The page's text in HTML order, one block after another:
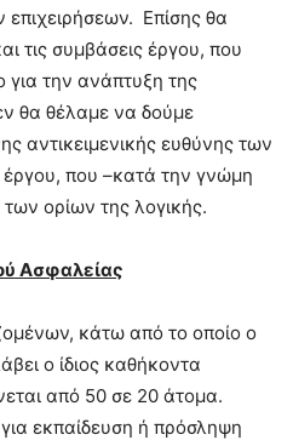
Επίσης θα
τις συμβάσεις έργου, που
για την ανάπτυξη της
θα θέλαμε να δούμε
αντικειμενικής ευθύνης των
έργου, που –κατά την γνώμη
ορίων της λογικής.
Ασφαλείας
κάτω από το οποίο ο
ο ίδιος καθήκοντα
από 50 σε 20 άτομα.
εκπαίδευση ή πρόσληψη